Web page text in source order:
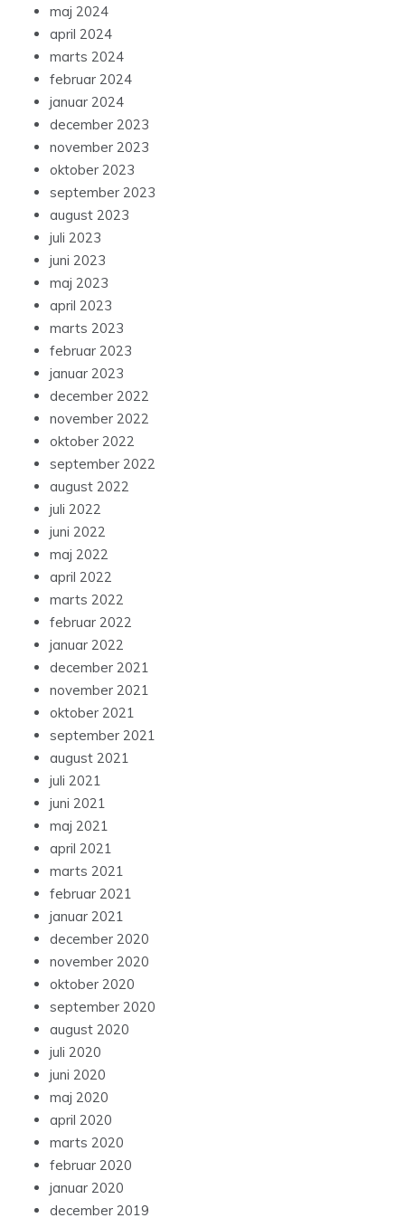
maj 2024
april 2024
marts 2024
februar 2024
januar 2024
december 2023
november 2023
oktober 2023
september 2023
august 2023
juli 2023
juni 2023
maj 2023
april 2023
marts 2023
februar 2023
januar 2023
december 2022
november 2022
oktober 2022
september 2022
august 2022
juli 2022
juni 2022
maj 2022
april 2022
marts 2022
februar 2022
januar 2022
december 2021
november 2021
oktober 2021
september 2021
august 2021
juli 2021
juni 2021
maj 2021
april 2021
marts 2021
februar 2021
januar 2021
december 2020
november 2020
oktober 2020
september 2020
august 2020
juli 2020
juni 2020
maj 2020
april 2020
marts 2020
februar 2020
januar 2020
december 2019